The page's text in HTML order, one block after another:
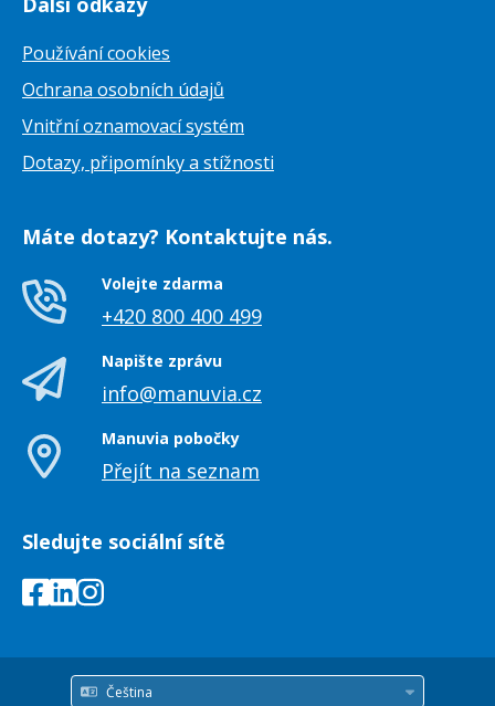
Používání cookies
Ochrana osobních údajů
Vnitřní oznamovací systém
Dotazy, připomínky a stížnosti
Máte dotazy? Kontaktujte nás.
Volejte zdarma
+420 800 400 499
Napište zprávu
info@manuvia.cz
Manuvia pobočky
Přejít na seznam
Sledujte sociální sítě
Čeština